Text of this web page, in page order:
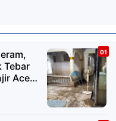
Tebar
Aceh